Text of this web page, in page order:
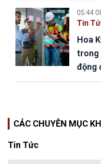
05:44
Tin
Hoa
trong
động
CÁC CHUYÊN MỤC
Tin Tức